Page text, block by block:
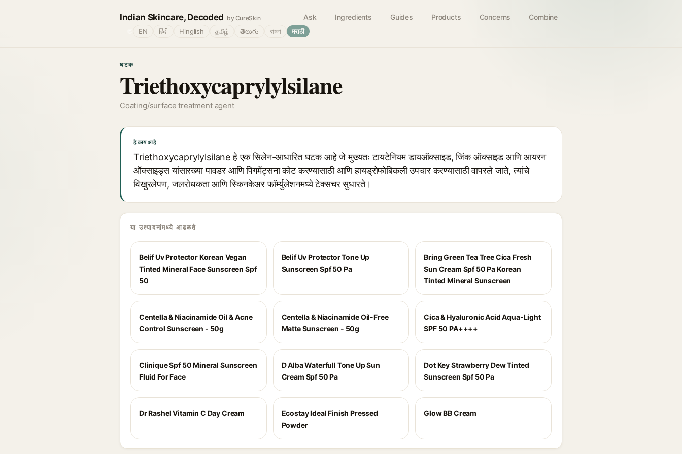
Indian Skincare, Decoded by CureSkin Ask Ingredients Guides Products Concerns Combine
EN हिंदी Hinglish தமிழ் తెలుగు বাংলা मराठी
घटक
Triethoxycaprylylsilane
Coating/surface treatment agent
हे काय आहे
Triethoxycaprylylsilane हे एक सिलेन-आधारित घटक आहे जे मुख्यतः टायटेनियम डायऑक्साइड, जिंक ऑक्साइड आणि आयरन
ऑक्साइड्स यांसारख्या पावडर आणि पिगमेंट्सना कोट करण्यासाठी आणि हायड्रोफोबिकली उपचार करण्यासाठी वापरले जाते, त्यांचे
विखुरलेपण, जलरोधकता आणि स्किनकेअर फॉर्म्युलेशनमध्ये टेक्सचर सुधारते।
या उत्पादनांमध्ये आढळते
Belif Uv Protector Korean Vegan
Tinted Mineral Face Sunscreen Spf
50
Belif Uv Protector Tone Up
Sunscreen Spf 50 Pa
Bring Green Tea Tree Cica Fresh
Sun Cream Spf 50 Pa Korean
Tinted Mineral Sunscreen
Centella & Niacinamide Oil & Acne
Control Sunscreen - 50g
Centella & Niacinamide Oil-Free
Matte Sunscreen - 50g
Cica & Hyaluronic Acid Aqua-Light
SPF 50 PA++++
Clinique Spf 50 Mineral Sunscreen
Fluid For Face
D Alba Waterfull Tone Up Sun
Cream Spf 50 Pa
Dot Key Strawberry Dew Tinted
Sunscreen Spf 50 Pa
Dr Rashel Vitamin C Day Cream
Ecostay Ideal Finish Pressed
Powder
Glow BB Cream